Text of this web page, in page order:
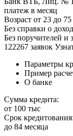
платеж в месяц
Возраст от 23 до 75
Без справки о
Без поручителей и
122267 заявок
Параметры
Пример
О банке
Сумма кредита:
от 100 тыс
Срок кредитования:
до 84 месяца